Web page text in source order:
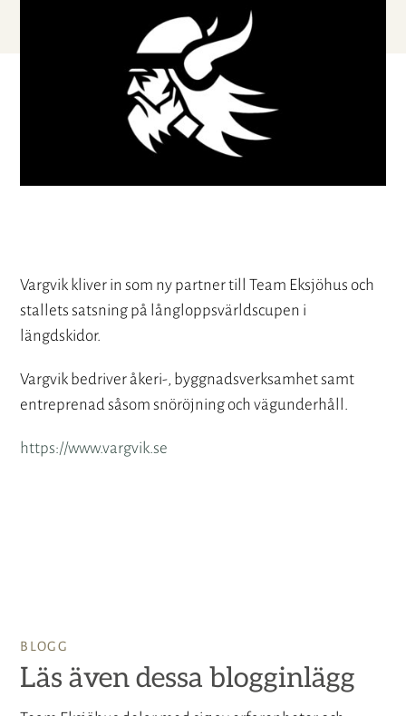
Vargvik kliver in som ny partner till Team Eksjöhus och
stallets satsning på långloppsvärldscupen i
längdskidor.
Vargvik bedriver åkeri-, byggnadsverksamhet samt
entreprenad såsom snöröjning och vägunderhåll.
https://www.vargvik.se
BLOGG
Läs även dessa blogginlägg